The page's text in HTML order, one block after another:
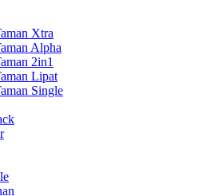
Xtra
Alpha
2in1
Lipat
Single